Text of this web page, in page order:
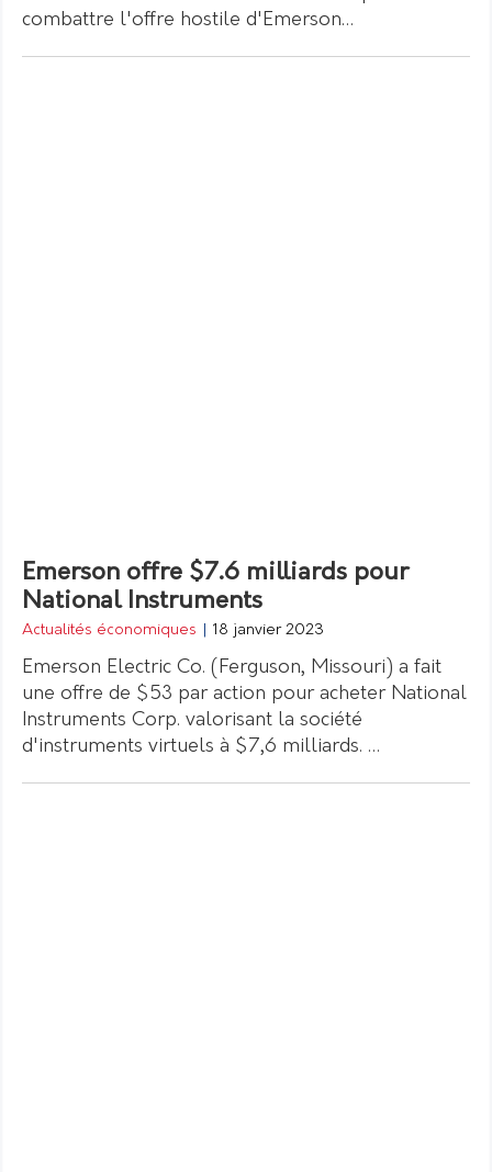
combattre l'offre hostile d'Emerson…
Emerson offre $7.6 milliards pour
National Instruments
Actualités économiques 18 janvier 2023
Emerson Electric Co. (Ferguson, Missouri) a fait
une offre de $53 par action pour acheter National
Instruments Corp. valorisant la société
d'instruments virtuels à $7,6 milliards. …